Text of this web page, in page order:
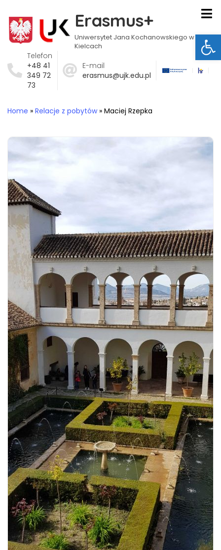
Erasmus+
Uniwersytet Jana Kochanowskiego w
Kielcach
Telefon
+48 41
349 72
73
E-mail
erasmus@ujk.edu.pl
Home » Relacje z pobytów» Maciej Rzepka